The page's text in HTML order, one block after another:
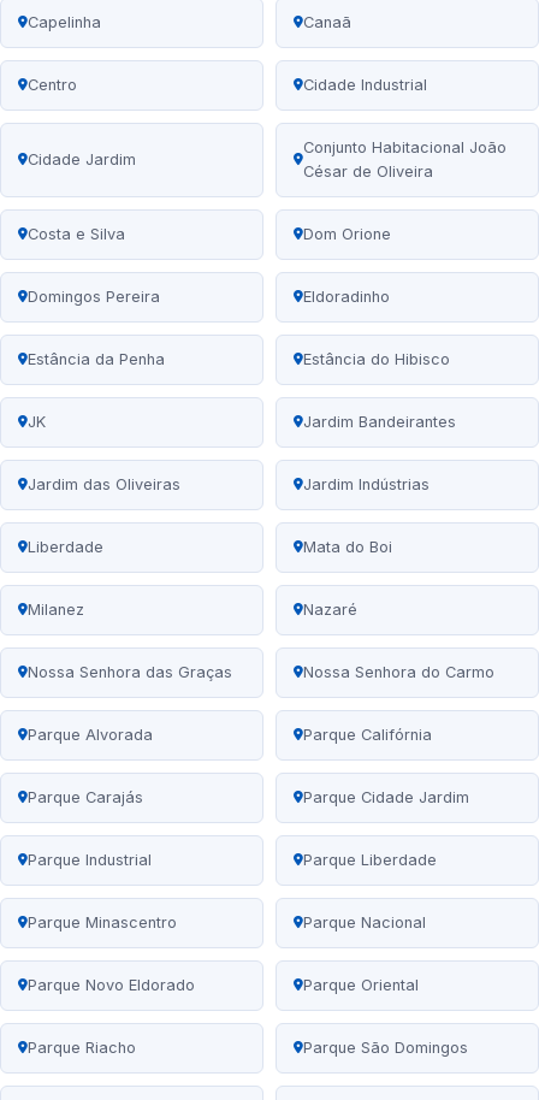
Capelinha Canaã
Centro Cidade Industrial
Cidade Jardim
Conjunto Habitacional João
César de Oliveira
Costa e Silva Dom Orione
Domingos Pereira Eldoradinho
Estância da Penha Estância do Hibisco
JK Jardim Bandeirantes
Jardim das Oliveiras Jardim Indústrias
Liberdade Mata do Boi
Milanez Nazaré
Nossa Senhora das Graças Nossa Senhora do Carmo
Parque Alvorada Parque Califórnia
Parque Carajás Parque Cidade Jardim
Parque Industrial Parque Liberdade
Parque Minascentro Parque Nacional
Parque Novo Eldorado Parque Oriental
Parque Riacho Parque São Domingos